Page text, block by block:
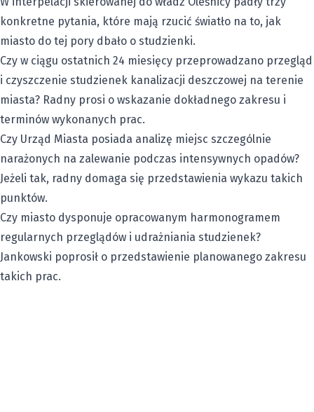
konkretne pytania, które mają rzucić światło na to, jak
miasto do tej pory dbało o studzienki.
Czy w ciągu ostatnich 24 miesięcy przeprowadzano przegląd
i czyszczenie studzienek kanalizacji deszczowej na terenie
miasta? Radny prosi o wskazanie dokładnego zakresu i
terminów wykonanych prac.
Czy Urząd Miasta posiada analizę miejsc szczególnie
narażonych na zalewanie podczas intensywnych opadów?
Jeżeli tak, radny domaga się przedstawienia wykazu takich
punktów.
Czy miasto dysponuje opracowanym harmonogramem
regularnych przeglądów i udrażniania studzienek?
Jankowski poprosił o przedstawienie planowanego zakresu
takich prac.